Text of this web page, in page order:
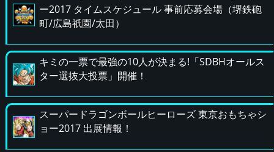
ー2017 タイムスケジュール 事前応募会場（堺鉄砲
町/広島祇園/太田）
キミの一票で最強の10人が決まる!「SDBHオールス
ター選抜大投票」開催！
スーパードラゴンボールヒーローズ 東京おもちゃシ
ョー2017 出展情報！